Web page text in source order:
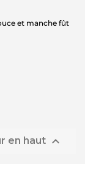
et manche fût
en haut 